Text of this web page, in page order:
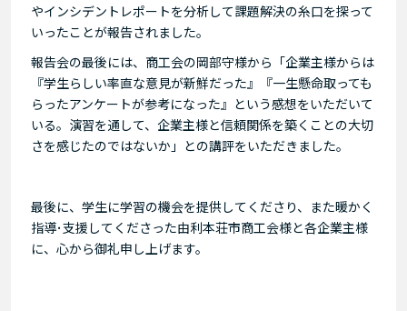
やインシデントレポートを分析して課題解決の糸口を探って
いったことが報告されました。
報告会の最後には、商工会の岡部守様から「企業主様からは
『学生らしい率直な意見が新鮮だった』『一生懸命取っても
らったアンケートが参考になった』という感想をいただいて
いる。演習を通して、企業主様と信頼関係を築くことの大切
さを感じたのではないか」との講評をいただきました。
最後に、学生に学習の機会を提供してくださり、また暖かく
指導･支援してくださった由利本荘市商工会様と各企業主様
に、心から御礼申し上げます。